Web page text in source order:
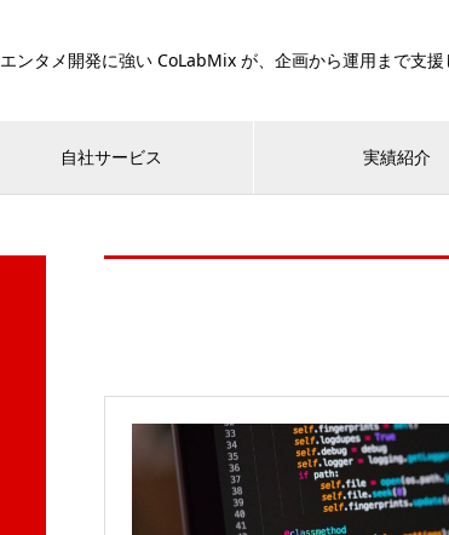
エンタメ開発に強い CoLabMix が、企画から運用まで支援
自社サービス 実績紹介